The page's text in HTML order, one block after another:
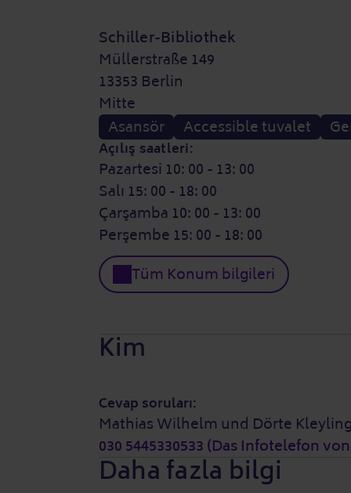
Schiller-Bibliothek
Müllerstraße 149
13353 Berlin
Mitte
Asansör
Accessible tuvalet
Açılış saatleri:
Pazartesi 10: 00 - 13: 00
Salı 15: 00 - 18: 00
Çarşamba 10: 00 - 13: 00
Perşembe 15: 00 - 18: 00
Tüm Konum bilgileri
Kim
Cevap soruları:
Mathias Wilhelm und Dörte Kleyling
030 5445330533 (Das Infotelefon
Daha fazla bilgi